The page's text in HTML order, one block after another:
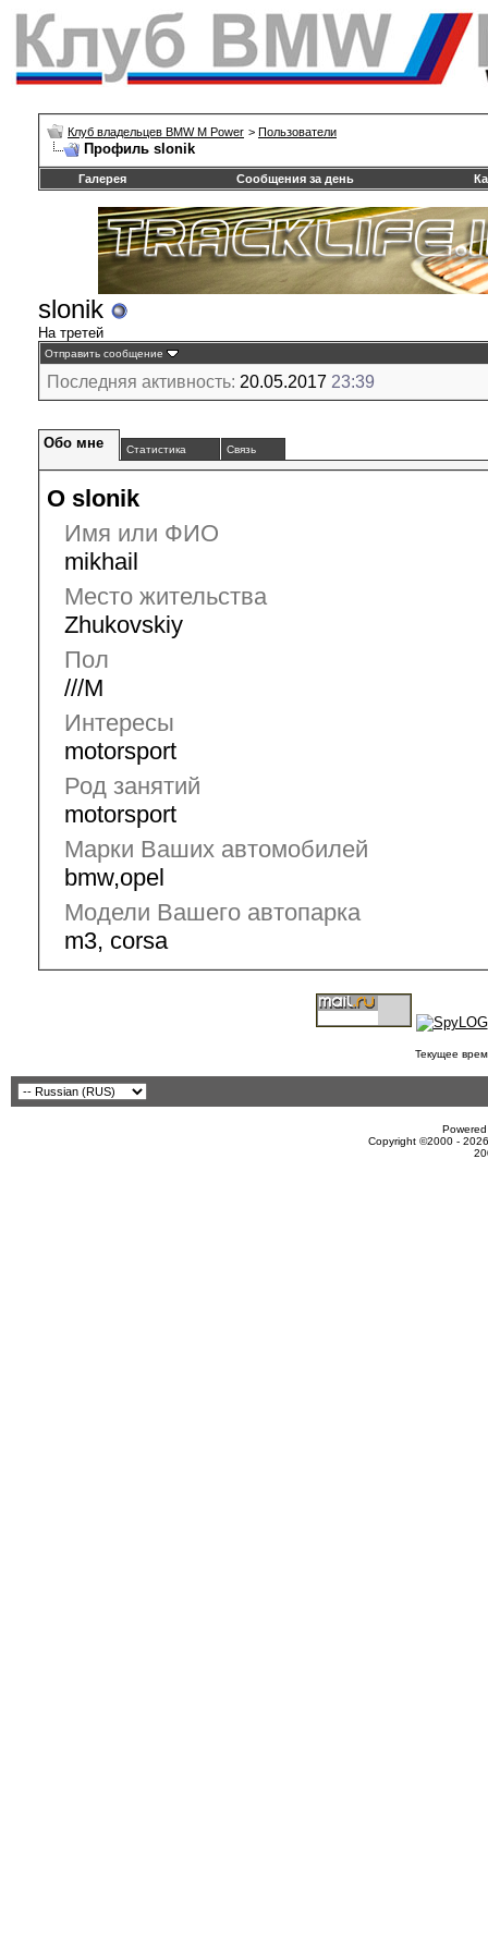
Клуб владельцев BMW M Power > Пользователи
Профиль slonik
Галерея Сообщения за день
slonik
На третей
Отправить сообщение
Последняя активность: 20.05.2017 23:39
Обо мне Статистика Связь
О slonik
Имя или ФИО
mikhail
Место жительства
Zhukovskiy
Пол
///M
Интересы
motorsport
Род занятий
motorsport
Марки Ваших автомобилей
bmw,opel
Модели Вашего автопарка
m3, corsa
Текущее
Copyright ©2000 -